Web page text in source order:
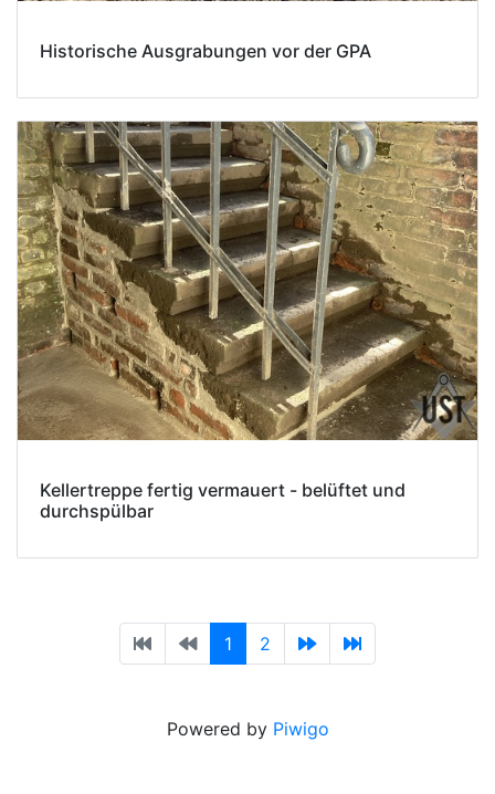
Historische Ausgrabungen vor der GPA
Kellertreppe fertig vermauert - belüftet und
durchspülbar
1 2
Powered by Piwigo